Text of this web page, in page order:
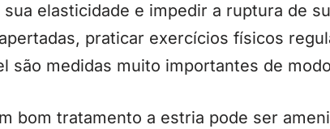
sua elasticidade e impedir a ruptura de
praticar exercícios físicos
são medidas muito importantes de
bom tratamento a estria pode ser